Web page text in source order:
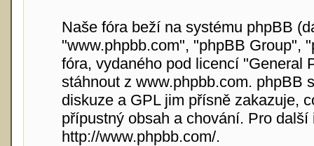
Naše fóra beží na systému phpBB
"www.phpbb.com", "phpBB Group",
fóra, vydaného pod licencí "General
stáhnout z www.phpbb.com. phpBB
diskuze a GPL jim přísně zakazuje,
přípustný obsah a chování. Pro
http://www.phpbb.com/.